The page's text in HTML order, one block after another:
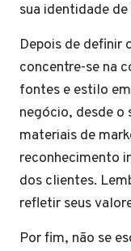
sua identidade
Depois de definir
concentre-se na
fontes e estilo
negócio, desde o
materiais de
reconhecimento
dos clientes.
refletir seus
Por fim, não se